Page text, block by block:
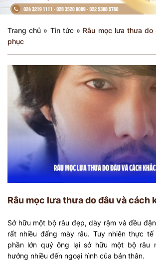
Trang chủ » Tin tức» Râu mọc lưa thưa
phục
Râu mọc lưa thưa do đâu và cách
Sở hữu một bộ râu đẹp, dày rậm và đều
rất nhiều đấng mày râu. Tuy nhiên thực tế
phần lớn quý ông lại sở hữu một bộ râu
hưởng nhiều đến ngoại hình của bản thân.